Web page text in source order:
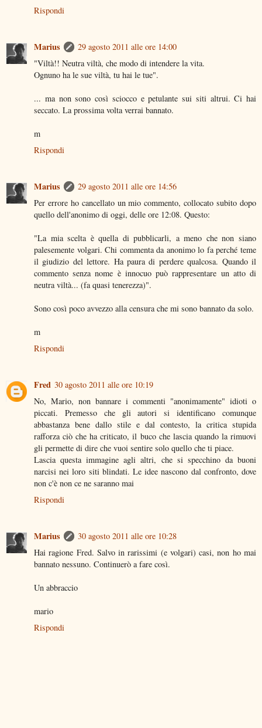
Rispondi
Marius
29 agosto 2011 alle ore 14:00
"Viltà!! Neutra viltà, che modo di intendere la vita.
Ognuno ha le sue viltà, tu hai le tue".
... ma non sono così sciocco e petulante sui siti altrui. Ci hai
seccato. La prossima volta verrai bannato.
m
Rispondi
Marius
29 agosto 2011 alle ore 14:56
Per errore ho cancellato un mio commento, collocato subito dopo
quello dell'anonimo di oggi, delle ore 12:08. Questo:
"La mia scelta è quella di pubblicarli, a meno che non siano
palesemente volgari. Chi commenta da anonimo lo fa perché teme
il giudizio del lettore. Ha paura di perdere qualcosa. Quando il
commento senza nome è innocuo può rappresentare un atto di
neutra viltà... (fa quasi tenerezza)".
Sono così poco avvezzo alla censura che mi sono bannato da solo.
m
Rispondi
Fred 30 agosto 2011 alle ore 10:19
No, Mario, non bannare i commenti "anonimamente" idioti o
piccati. Premesso che gli autori si identificano comunque
abbastanza bene dallo stile e dal contesto, la critica stupida
rafforza ciò che ha criticato, il buco che lascia quando la rimuovi
gli permette di dire che vuoi sentire solo quello che ti piace.
Lascia questa immagine agli altri, che si specchino da buoni
narcisi nei loro siti blindati. Le idee nascono dal confronto, dove
non c'è non ce ne saranno mai
Rispondi
Marius
30 agosto 2011 alle ore 10:28
Hai ragione Fred. Salvo in rarissimi (e volgari) casi, non ho mai
bannato nessuno. Continuerò a fare così.
Un abbraccio
mario
Rispondi